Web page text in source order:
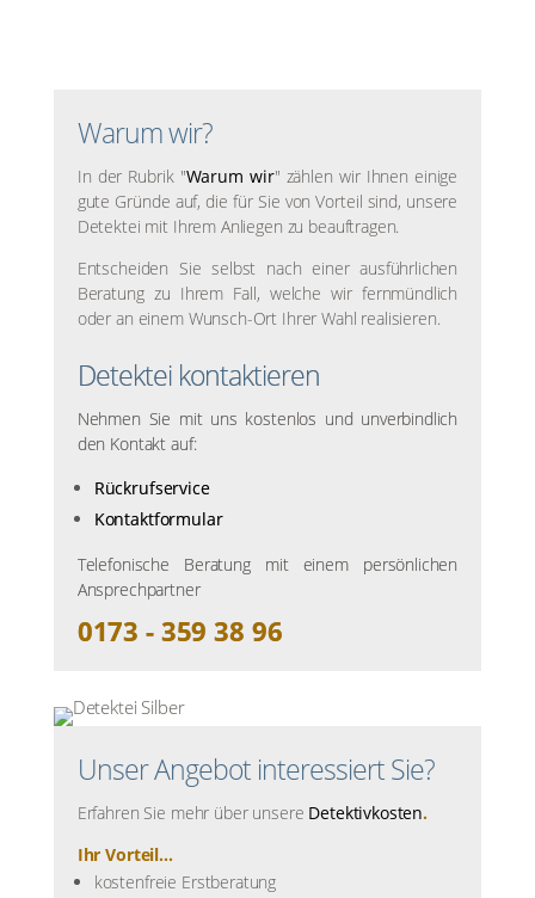
Warum wir?
In der Rubrik "Warum wir" zählen wir Ihnen einige
gute Gründe auf, die für Sie von Vorteil sind, unsere
Detektei mit Ihrem Anliegen zu beauftragen.
Entscheiden Sie selbst nach einer ausführlichen
Beratung zu Ihrem Fall, welche wir fernmündlich
oder an einem Wunsch-Ort Ihrer Wahl realisieren.
Detektei kontaktieren
Nehmen Sie mit uns kostenlos und unverbindlich
den Kontakt auf:
Rückrufservice
Kontaktformular
Telefonische Beratung mit einem persönlichen
Ansprechpartner
0173 - 359 38 96
Unser Angebot interessiert Sie?
Erfahren Sie mehr über unsere Detektivkosten.
Ihr Vorteil...
kostenfreie Erstberatung